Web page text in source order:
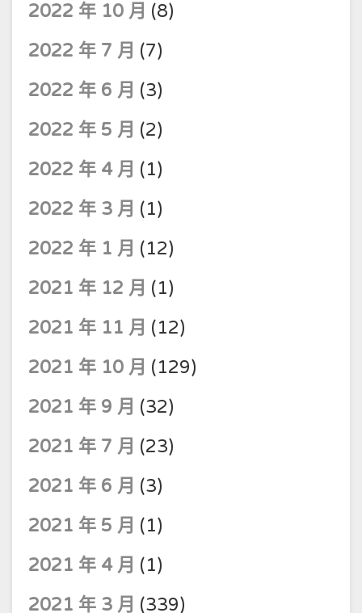
2022 年 10 月 (8)
2022 年 7 月 (7)
2022 年 6 月 (3)
2022 年 5 月 (2)
2022 年 4 月 (1)
2022 年 3 月 (1)
2022 年 1 月 (12)
2021 年 12 月 (1)
2021 年 11 月 (12)
2021 年 10 月 (129)
2021 年 9 月 (32)
2021 年 7 月 (23)
2021 年 6 月 (3)
2021 年 5 月 (1)
2021 年 4 月 (1)
2021 年 3 月 (339)